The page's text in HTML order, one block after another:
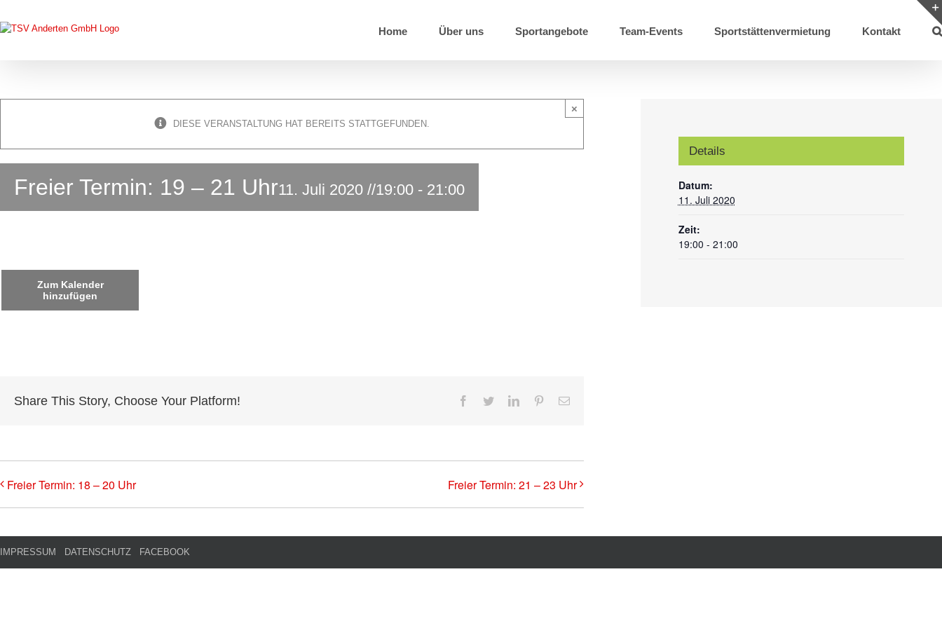
Inhalt
springen
Home Über uns Sportangebote Team-Events Sportstättenvermietung Kontakt
DIESE VERANSTALTUNG HAT BEREITS STATTGEFUNDEN.
×
Freier Termin: 19 – 21 Uhr11. Juli 2020 //19:00 - 21:00
Zum Kalender
hinzufügen
Share This Story, Choose Your Platform! Facebook
TwitterLinkedInPinterest
E-
Freier Termin: 18 – 20 Uhr Freier Termin: 21 – 23 Uhr
Details
Datum:
11. Juli 2020
Zeit:
19:00 - 21:00
IMPRESSUM DATENSCHUTZ FACEBOOK